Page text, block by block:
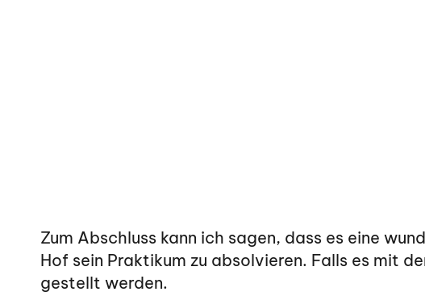
Zum Abschluss kann ich sagen, dass es eine
Hof sein Praktikum zu absolvieren. Falls es mit
gestellt werden.